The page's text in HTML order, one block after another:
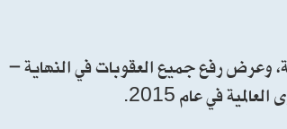
وعرض رفع جميع العقوبات في النهاية –
في عام 2015.